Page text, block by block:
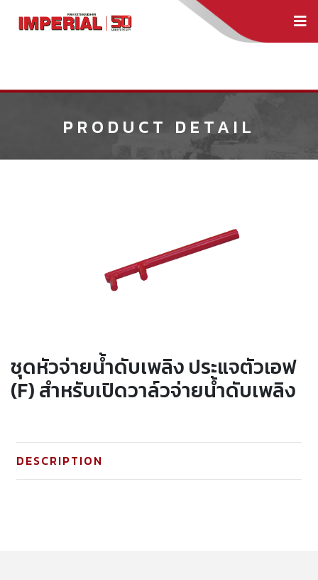
PRODUCT DETAIL
ชุดหัวจ่ายน้ำดับเพลิง ประแจตัวเอฟ
(F) สำหรับเปิดวาล์วจ่ายน้ำดับเพลิง
DESCRIPTION